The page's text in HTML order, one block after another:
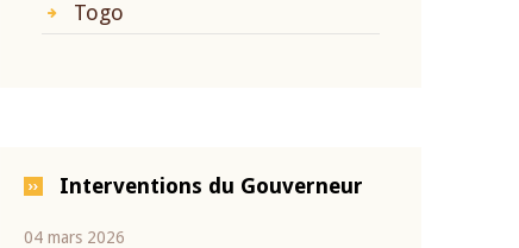
Togo
Interventions du Gouverneur
04 mars 2026